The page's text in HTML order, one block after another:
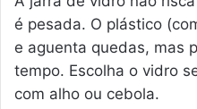
é pesada. O plástico
e aguenta quedas, mas
tempo. Escolha o vidro
com alho ou cebola.